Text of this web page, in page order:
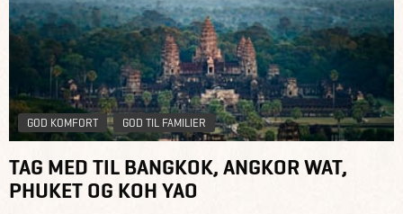
GOD KOMFORT GOD TIL FAMILIER
TAG MED TIL BANGKOK, ANGKOR WAT,
PHUKET OG KOH YAO